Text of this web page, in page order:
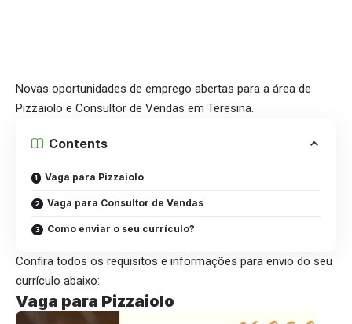
Novas oportunidades de emprego abertas para a área de
Pizzaiolo e Consultor de Vendas em Teresina.
Contents
Vaga para Pizzaiolo
Vaga para Consultor de Vendas
Como enviar o seu currículo?
Confira todos os requisitos e informações para envio do seu
currículo abaixo:
Vaga para Pizzaiolo